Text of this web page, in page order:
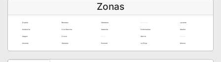
Zonas
España Baleares Cantabria Levante
Andalucía C.La Mancha Cataluña Extremadura Madrid
Aragon C.Leon Galicia
Asturias Canarias Euskadi La Rioja Murcia